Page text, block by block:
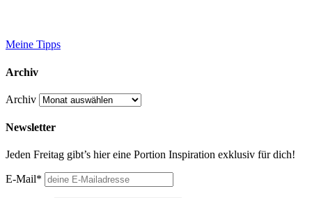
Meine Tipps
Archiv
Archiv
Newsletter
Jeden Freitag gibt’s hier eine Portion Inspiration exklusiv für dich!
E-Mail*